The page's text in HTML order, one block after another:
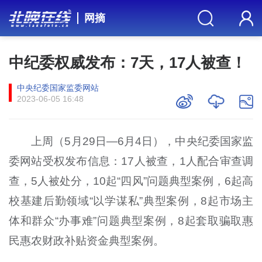
网摘
中纪委权威发布：7天，17人被查！
中央纪委国家监委网站
2023-06-05 16:48
上周（5月29日—6月4日），中央纪委国家监
委网站受权发布信息：17人被查，1人配合审查调
查，5人被处分，10起“四风”问题典型案例，6起高
校基建后勤领域“以学谋私”典型案例，8起市场主
体和群众“办事难”问题典型案例，8起套取骗取惠
民惠农财政补贴资金典型案例。